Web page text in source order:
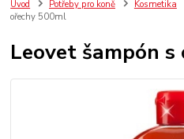
Úvod Potřeby pro koně Kosmetika
ořechy 500ml
Leovet šampón